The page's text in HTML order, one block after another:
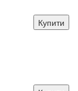
Купити